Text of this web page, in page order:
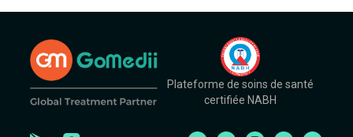
Plateforme de soins de santé
certifiée NABH